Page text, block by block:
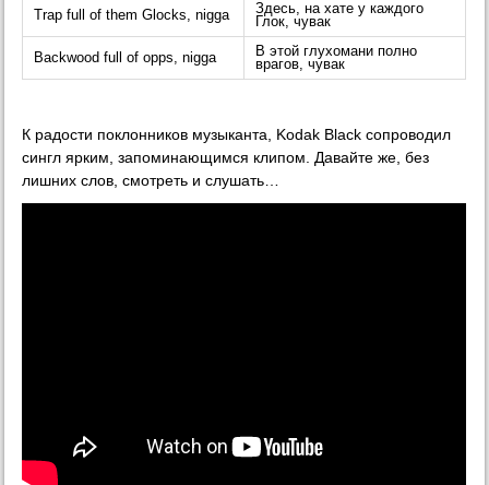
Trap full of them Glocks, nigga
Здесь, на хате у каждого
Глок, чувак
Backwood full of opps, nigga
В этой глухомани полно
врагов, чувак
К радости поклонников музыканта, Kodak Black сопроводил
сингл ярким, запоминающимся клипом. Давайте же, без
лишних слов, смотреть и слушать…